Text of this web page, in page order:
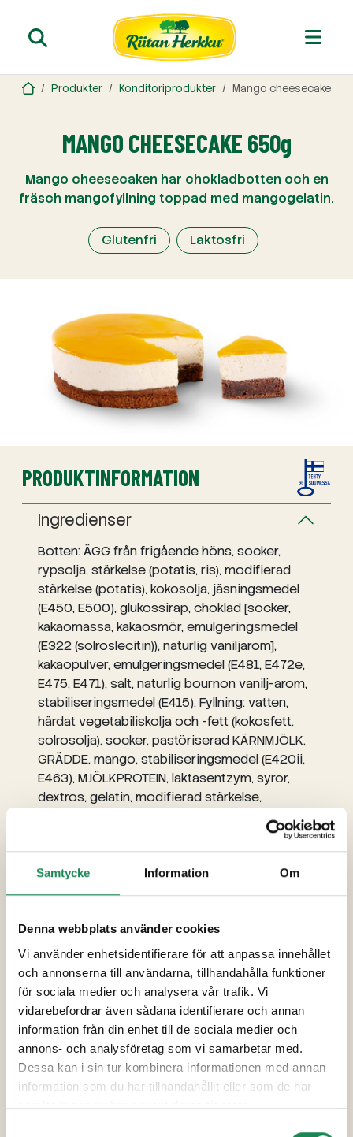
Samtycke Information Om
Denna webbplats använder cookies
Vi använder enhetsidentifierare för att anpassa innehållet
och annonserna till användarna, tillhandahålla funktioner
för sociala medier och analysera vår trafik. Vi
vidarebefordrar även sådana identifierare och annan
information från din enhet till de sociala medier och
annons- och analysföretag som vi samarbetar med.
Dessa kan i sin tur kombinera informationen med annan
information som du har tillhandahållit eller som de har
samlat in när du har använt deras tjänster.
Produkter Konditoriprodukter Mango cheesecake
MANGO CHEESECAKE 650g
Mango cheesecaken har chokladbotten och en
fräsch mangofyllning toppad med mangogelatin.
Glutenfri Laktosfri
PRODUKTINFORMATION
Ingredienser
Botten: ÄGG från frigående höns, socker,
rypsolja, stärkelse (potatis, ris), modifierad
stärkelse (potatis), kokosolja, jäsningsmedel
(E450, E500), glukossirap, choklad [socker,
kakaomassa, kakaosmör, emulgeringsmedel
(E322 (solroslecitin)), naturlig vaniljarom],
kakaopulver, emulgeringsmedel (E481, E472e,
E475, E471), salt, naturlig bournon vanilj-arom,
stabiliseringsmedel (E415). Fyllning: vatten,
härdat vegetabiliskolja och -fett (kokosfett,
solrosolja), socker, pastöriserad KÄRNMJÖLK,
GRÄDDE, mango, stabiliseringsmedel (E420ii,
E463), MJÖLKPROTEIN, laktasentzym, syror,
dextros, gelatin, modifierad stärkelse,
maltodextrine, geleringsmedel (E440, E401),
surhetsreglerande medel (E330, E333),
konserveringsmedel (E202),
emulgeringsmedel (E472e, E322
(solroslecitin)), salt, aromer, färg (E160a).
mangopure, förtjockningsmedel (E440),
surhetsreglerande medel (E330, E331). Mango
5%.
Förpackningsstorlekar
Specialdieter
Näringsinnehåll
Ytterligare uppgifter